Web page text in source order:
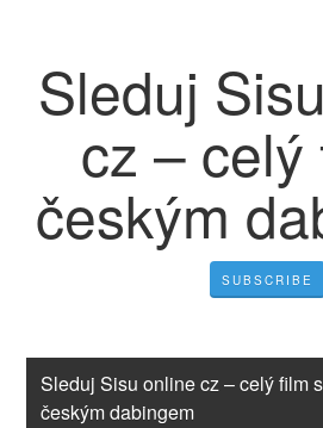
Sleduj
cz – celý
českým
SUBSCRIBE
Sleduj Sisu online cz – celý film s
českým dabingem